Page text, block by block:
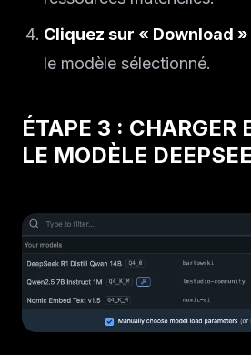
Cliquez sur « Download »
le modèle sélectionné.
ÉTAPE 3 : CHARGER
LE MODÈLE